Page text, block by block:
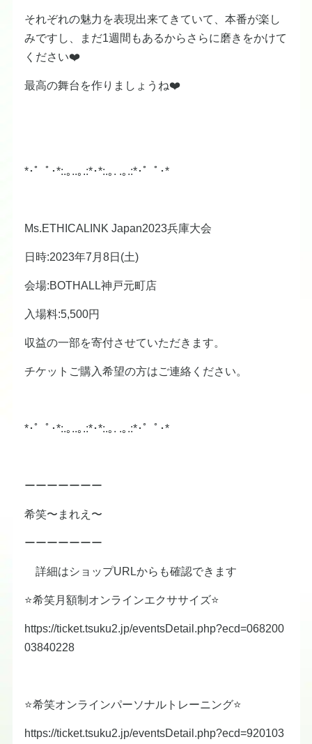
それぞれの魅力を表現出来てきていて、本番が楽し
みですし、まだ1週間もあるからさらに磨きをかけて
ください❤️
最高の舞台を作りましょうね❤️
*･゜ﾟ･*:.｡..｡.:*･*:.｡. .｡.:*･゜ﾟ･*
Ms.ETHICALINK Japan2023兵庫大会
日時:2023年7月8日(土)
会場:BOTHALL神戸元町店
入場料:5,500円
収益の一部を寄付させていただきます。
チケットご購入希望の方はご連絡ください。
*･゜ﾟ･*:.｡..｡.:*･*:.｡. .｡.:*･゜ﾟ･*
ーーーーーーー
希笑〜まれえ〜
ーーーーーーー
詳細はショップURLからも確認できます
⭐️希笑月額制オンラインエクササイズ⭐️
https://ticket.tsuku2.jp/eventsDetail.php?ecd=068200
03840228
⭐️希笑オンラインパーソナルトレーニング⭐️
https://ticket.tsuku2.jp/eventsDetail.php?ecd=920103